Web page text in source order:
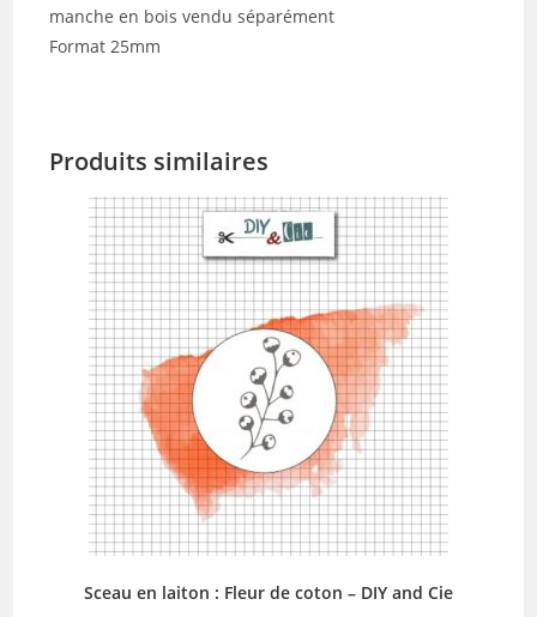
manche en bois vendu séparément
Format 25mm
Produits similaires
Sceau en laiton : Fleur de coton – DIY and Cie